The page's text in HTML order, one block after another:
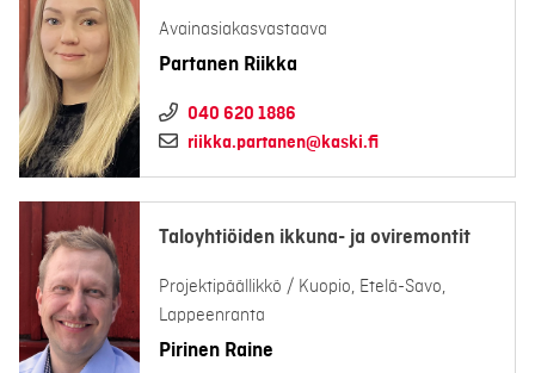
Avainasiakasvastaava
Partanen Riikka
040 620 1886
riikka.partanen@kaski.fi
Taloyhtiöiden ikkuna- ja oviremontit
Projektipäällikkö / Kuopio, Etelä-Savo,
Lappeenranta
Pirinen Raine